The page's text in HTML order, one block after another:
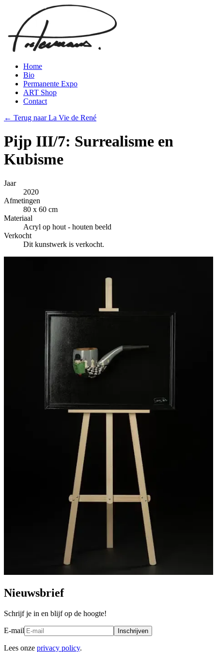
Home
Bio
Permanente Expo
ART Shop
Contact
← Terug naar La Vie de René
Pijp III/7: Surrealisme en
Kubisme
Jaar
2020
Afmetingen
80 x 60 cm
Materiaal
Acryl op hout - houten beeld
Verkocht
Dit kunstwerk is verkocht.
Nieuwsbrief
Schrijf je in en blijf op de hoogte!
E-mail Inschrijven
Lees onze privacy policy.